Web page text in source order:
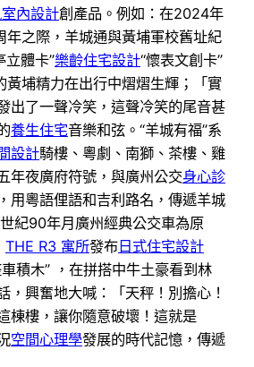
內設計創產品。例如：在2024年
年之際，羊城通與黃埔軍校舊址紀
立體卡”樂齡住宅設計“懷表文創卡”
黃埔精力在出行中熠熠生輝；「實
出了一聲冷笑，這聲冷笑的尾音甚
養生住宅音樂和弦。“羊城有福”系
設計騎樓、粵劇、南獅、茶樓、雞
年夜廣府符號，與廣州公交身心診
用粵語俚語和吉利路名，傳遞羊城
紀90年月廣州經典公交車為原
THE R3 寓所發布日式住宅設計
積木” ，在拼搭中牛土豪看到林
，興奮地大喊：「天秤！別擔心！
棟樓，讓你隨意破壞！這就是
空間心理學發展的時代記憶，傳遞